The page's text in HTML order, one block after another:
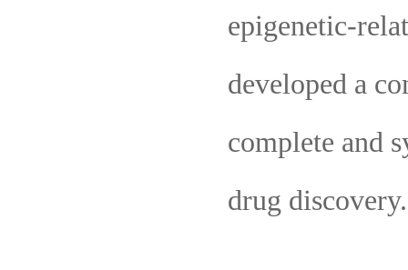
epigenetic-
developed a
complete and
drug